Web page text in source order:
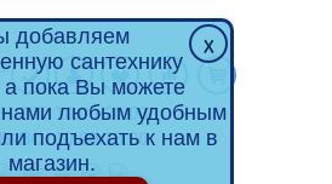
ПТ: 10.00-20.00
ВС: 10.00-18.00
добавляем
сантехнику
а пока Вы можете
нами любым удобным
подъехать к нам в
магазин.